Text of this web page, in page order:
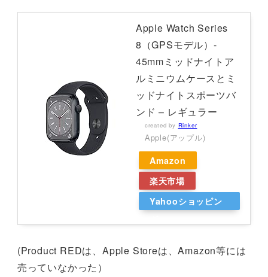
Apple Watch Series
8（GPSモデル）-
45mmミッドナイトア
ルミニウムケースとミ
ッドナイトスポーツバ
ンド – レギュラー
created by Rinker
Apple(アップル)
Amazon
楽天市場
Yahooショッピン
(Product REDは、Apple Storeは、Amazon等には
売っていなかった）